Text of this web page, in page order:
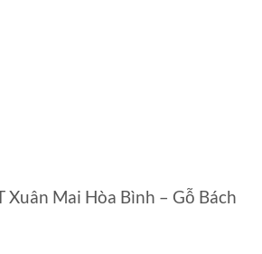
Xuân Mai Hòa Bình – Gỗ Bách